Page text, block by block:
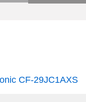
CF-29JC1AXS